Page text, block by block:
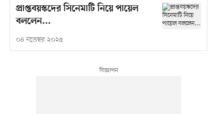
প্রাপ্তবয়স্কদের সিনেমাটি নিয়ে পায়েল
বললেন...
০৪ নভেম্বর ২০২৫